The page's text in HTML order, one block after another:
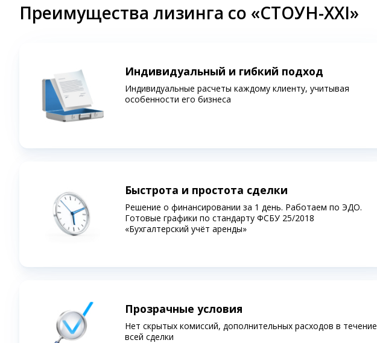
Преимущества лизинга со «СТОУН-XXI»
Индивидуальный и гибкий подход
Индивидуальные расчеты каждому клиенту, учитывая
особенности его бизнеса
Быстрота и простота сделки
Решение о финансировании за 1 день. Работаем по ЭДО.
Готовые графики по стандарту ФСБУ 25/2018
«Бухгалтерский учёт аренды»
Прозрачные условия
Нет скрытых комиссий, дополнительных расходов в течение
всей сделки